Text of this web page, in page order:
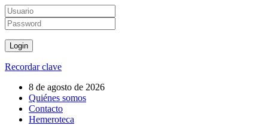
Recordar clave
8 de agosto de 2026
Quiénes somos
Contacto
Hemeroteca